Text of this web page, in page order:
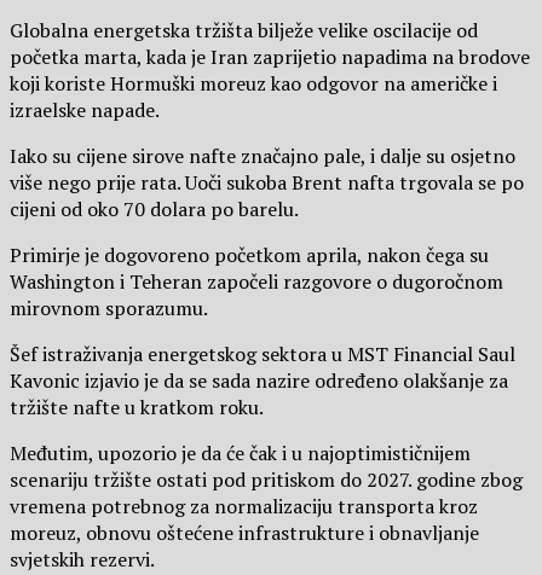
Globalna energetska tržišta bilježe velike oscilacije od
početka marta, kada je Iran zaprijetio napadima na brodove
koji koriste Hormuški moreuz kao odgovor na američke i
izraelske napade.
Iako su cijene sirove nafte značajno pale, i dalje su osjetno
više nego prije rata. Uoči sukoba Brent nafta trgovala se po
cijeni od oko 70 dolara po barelu.
Primirje je dogovoreno početkom aprila, nakon čega su
Washington i Teheran započeli razgovore o dugoročnom
mirovnom sporazumu.
Šef istraživanja energetskog sektora u MST Financial Saul
Kavonic izjavio je da se sada nazire određeno olakšanje za
tržište nafte u kratkom roku.
Međutim, upozorio je da će čak i u najoptimističnijem
scenariju tržište ostati pod pritiskom do 2027. godine zbog
vremena potrebnog za normalizaciju transporta kroz
moreuz, obnovu oštećene infrastrukture i obnavljanje
svjetskih rezervi.